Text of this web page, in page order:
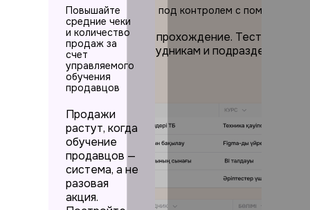
Повышайте
средние чеки
и количество
продаж за
счет
управляемого
обучения
продавцов
Продажи
растут, когда
обучение
продавцов —
система, а не
разовая
акция.
знания сотрудников под контролем с помощью
а не просто фиксируйте прохождение. Тесты после
темы и просрочки — по сотрудникам и подразделениям.